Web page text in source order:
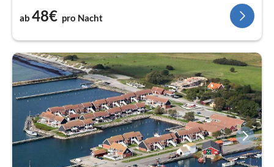
ab 48€ pro Nacht